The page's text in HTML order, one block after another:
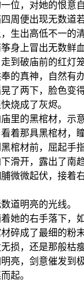
位，对她的恨意
周便出现无数道
生出高低不一的
身上冒出无数鲜
到破庙前的红灯
的真神，自然有
了两下，脸色变
烧成了灰烬。
里的黑棺材，示
着那具黑棺材，
棺材前，屈起手
滑开，露出了南
微微起伏，接着
道明亮的光线。
她的右手落下，
碎成了最细的粉
损，还是那般枯
亮，剑意催发到
起。